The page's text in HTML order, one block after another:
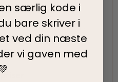
Facebook, Google og
for at hjælpe dig
særlig kode i
bare skriver i
ved din næste
vi gaven med